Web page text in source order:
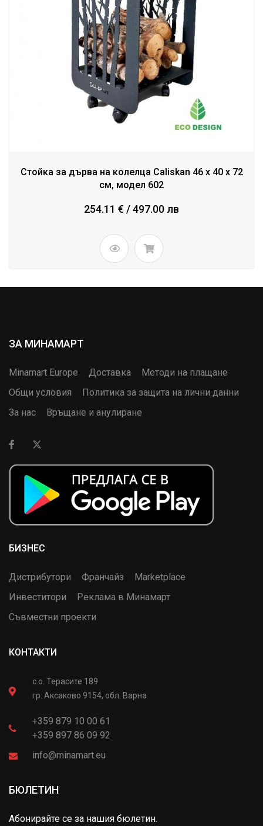
Стойка за дърва на колелца Caliskan 46 x 40 x 72
см, модел 602
254.11 € / 497.00 лв
ЗА МИНАМАРТ
Minamart Europe Доставка
Методи на плащане
Общи условия
Политика за защита на лични данни
За нас
Връщане и анулиране
БИЗНЕС
Дистрибутори Франчайз
Marketplace
Инвеститори
Реклама в Минамарт
Съвместни проекти
КОНТАКТИ
с.о. Терасите 189
гр. Аксаково 9154, обл. Варна
+359 879 10 00 61
+359 897 86 09 92
info@minamart.eu
БЮЛЕТИН
Абонирайте се за нашия бюлетин.